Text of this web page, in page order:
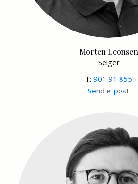
Morten Leonsen
Selger
T:901 91 855
Send e-post